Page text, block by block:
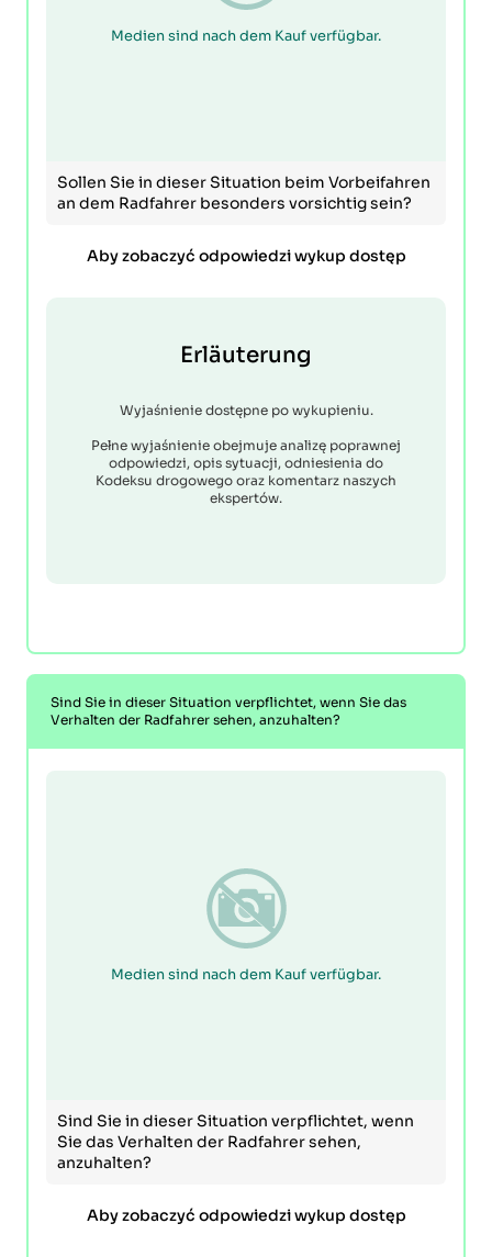
Medien sind nach dem Kauf verfügbar.
Sollen Sie in dieser Situation beim Vorbeifahren
an dem Radfahrer besonders vorsichtig sein?
Aby zobaczyć odpowiedzi wykup dostęp
Erläuterung
Wyjaśnienie dostępne po wykupieniu.
Pełne wyjaśnienie obejmuje analizę poprawnej
odpowiedzi, opis sytuacji, odniesienia do
Kodeksu drogowego oraz komentarz naszych
ekspertów.
Sind Sie in dieser Situation verpflichtet, wenn Sie das
Verhalten der Radfahrer sehen, anzuhalten?
Medien sind nach dem Kauf verfügbar.
Sind Sie in dieser Situation verpflichtet, wenn
Sie das Verhalten der Radfahrer sehen,
anzuhalten?
Aby zobaczyć odpowiedzi wykup dostęp